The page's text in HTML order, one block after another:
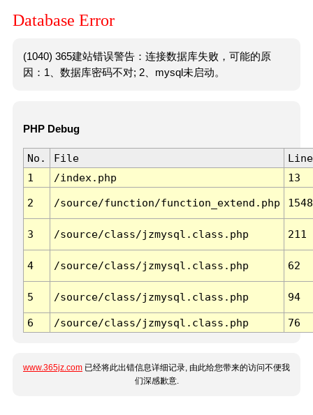
Database Error
(1040) 365建站错误警告：连接数据库失败，可能的原
因：1、数据库密码不对; 2、mysql未启动。
PHP Debug
No. File
Line
1
/index.php 13
2 /source/function/function_extend.php 1548
3 /source/class/jzmysql.class.php 211
4 /source/class/jzmysql.class.php 62
5 /source/class/jzmysql.class.php 94
6 /source/class/jzmysql.class.php 76
www.365jz.com 已经将此出错信息详细记录, 由此给您带来的访问不便我
们深感歉意.